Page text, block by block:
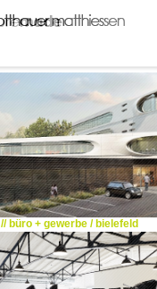
// büro + gewerbe / bielefeld